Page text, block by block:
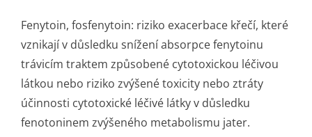
Fenytoin, fosfenytoin: riziko exacerbace křečí, které
vznikají v důsledku snížení absorpce fenytoinu
trávicím traktem způsobené cytotoxickou léčivou
látkou nebo riziko zvýšené toxicity nebo ztráty
účinnosti cytotoxické léčivé látky v důsledku
fenotoninem zvýšeného metabolismu jater.